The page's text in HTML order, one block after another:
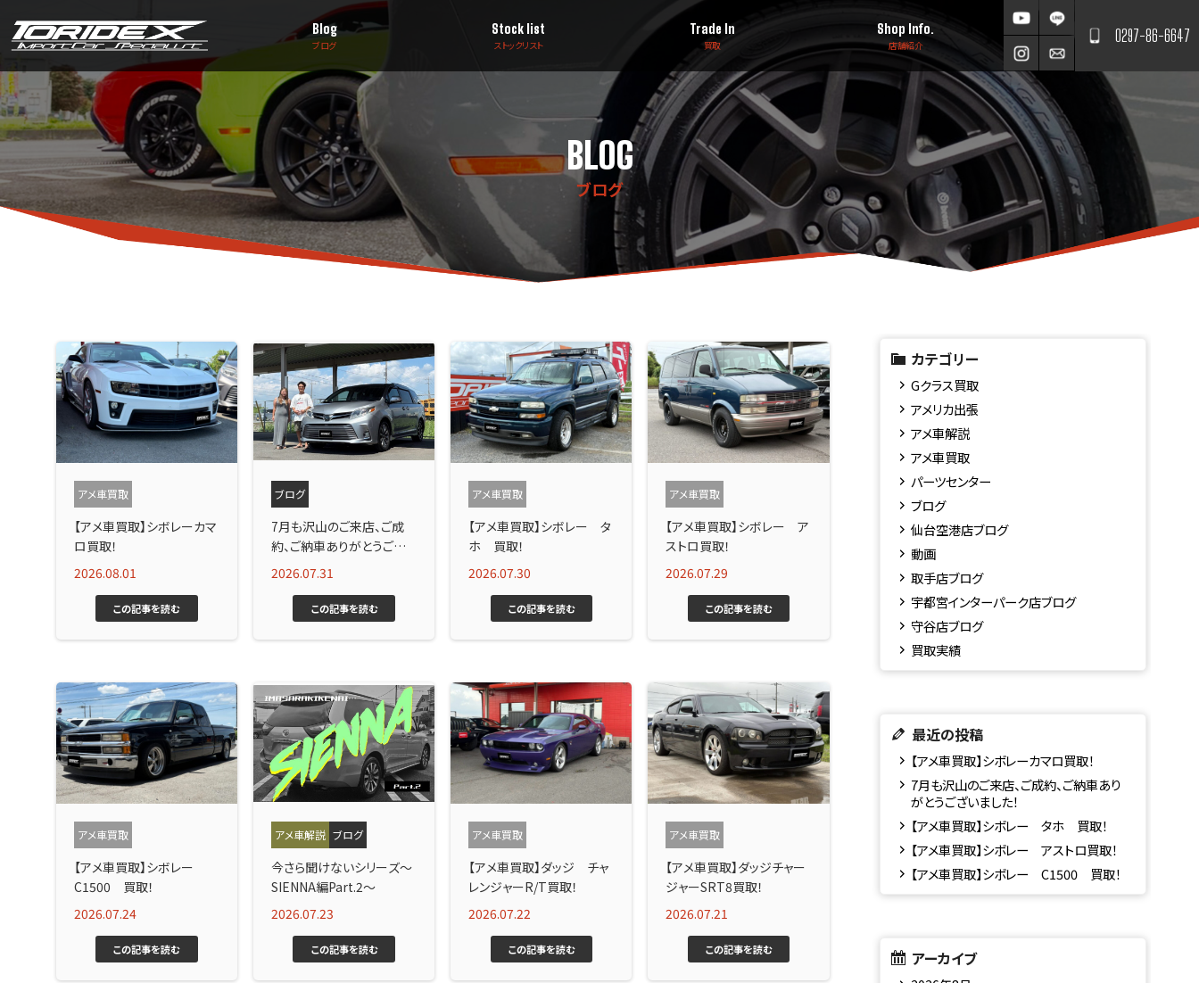
0297-86-6647
Blog
ブログ
Stock list
ストックリスト
Trade In
買取
Shop Info.
店舗紹介
BLOG
ブログ
アメ車買取
【アメ車買取】シボレーカマ
ロ買取！
2026.08.01
この記事を読む
ブログ
7月も沢山のご来店、ご成
約、ご納車ありがとうござい
ました！
2026.07.31
この記事を読む
アメ車買取
【アメ車買取】シボレー タ
ホ 買取！
2026.07.30
この記事を読む
アメ車買取
【アメ車買取】シボレー ア
ストロ買取！
2026.07.29
この記事を読む
アメ車買取
【アメ車買取】シボレー
C1500 買取！
2026.07.24
この記事を読む
アメ車解説 ブログ
今さら聞けないシリーズ～
SIENNA編Part.2～
2026.07.23
この記事を読む
アメ車買取
【アメ車買取】ダッジ チャ
レンジャーR/T買取！
2026.07.22
この記事を読む
アメ車買取
【アメ車買取】ダッジチャー
ジャーSRT8買取！
2026.07.21
この記事を読む
カテゴリー
Gクラス買取
アメリカ出張
アメ車解説
アメ車買取
パーツセンター
ブログ
仙台空港店ブログ
動画
取手店ブログ
宇都宮インターパーク店ブログ
守谷店ブログ
買取実績
最近の投稿
【アメ車買取】シボレーカマロ買取！
7月も沢山のご来店、ご成約、ご納車あり
がとうございました！
【アメ車買取】シボレー タホ 買取！
【アメ車買取】シボレー アストロ買取！
【アメ車買取】シボレー C1500 買取！
アーカイブ